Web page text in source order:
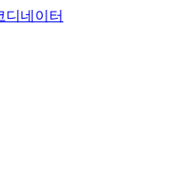
디네이터